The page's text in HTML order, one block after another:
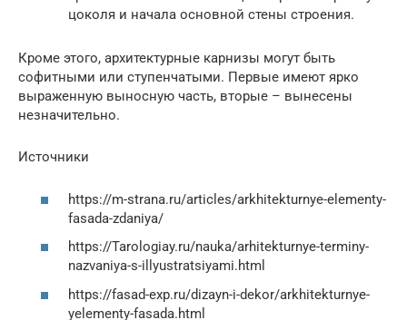
цоколя и начала основной стены строения.
Кроме этого, архитектурные карнизы могут быть
софитными или ступенчатыми. Первые имеют ярко
выраженную выносную часть, вторые – вынесены
незначительно.
Источники
https://m-strana.ru/articles/arkhitekturnye-elementy-
fasada-zdaniya/
https://Tarologiay.ru/nauka/arhitekturnye-terminy-
nazvaniya-s-illyustratsiyami.html
https://fasad-exp.ru/dizayn-i-dekor/arkhitekturnye-
yelementy-fasada.html